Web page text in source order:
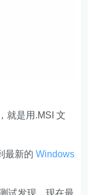
就是用.MSI 文
最新的Windows